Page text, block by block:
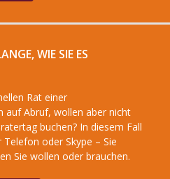
WIE SIE ES
Rat einer
auf Abruf, wollen aber nicht
buchen? In diesem Fall
oder Skype – Sie
Sie wollen oder brauchen.